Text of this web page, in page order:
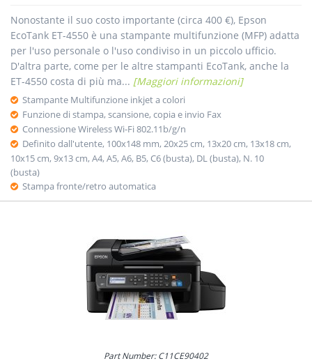
Nonostante il suo costo importante (circa 400 €), Epson
EcoTank ET-4550 è una stampante multifunzione (MFP) adatta
per l'uso personale o l'uso condiviso in un piccolo ufficio.
D'altra parte, come per le altre stampanti EcoTank, anche la
ET-4550 costa di più ma... [Maggiori informazioni]
Stampante Multifunzione inkjet a colori
Funzione di stampa, scansione, copia e invio Fax
Connessione Wireless Wi-Fi 802.11b/g/n
Definito dall'utente, 100x148 mm, 20x25 cm, 13x20 cm, 13x18 cm,
10x15 cm, 9x13 cm, A4, A5, A6, B5, C6 (busta), DL (busta), N. 10
(busta)
Stampa fronte/retro automatica
Part Number: C11CE90402